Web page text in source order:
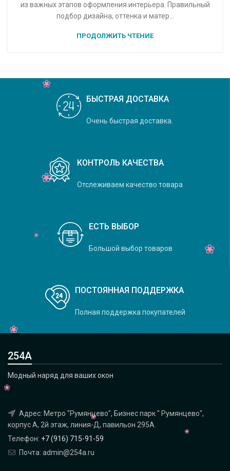
из важных этапов оформления интерьера. Правильный
подбор дизайна, оттенка и матер...
ПРОДОЛЖИТЬ ЧТЕНИЕ
БЫСТРАЯ ДОСТАВКА
Очень быстрая доставка.
КОНТРОЛЬ КАЧЕСТВА
Отслеживаем качество товара
ЕСТЬ ВЫБОР
Большой выбор товаров
ПОСТОЯННАЯ ПОДДЕРЖКА
Полная поддержка покупателей
254А
Модный наряд для ваших окон
Адрес: Метро "Румянцево", Бизнес парк " Румянцево",
корпус А, 2й этаж, линия-Д, павильон 295A.
Телефон: +7 (916) 715-91-59
Почта: admin@254a.ru